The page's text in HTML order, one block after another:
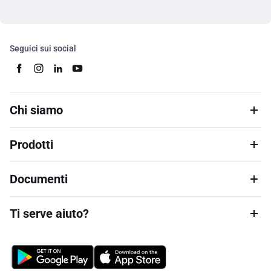
Seguici sui social
Chi siamo
Prodotti
Documenti
Ti serve aiuto?